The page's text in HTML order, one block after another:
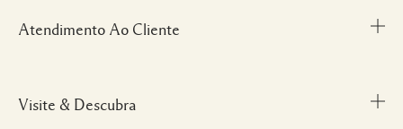
Atendimento Ao Cliente
Meu Perfil
Visite & Descubra